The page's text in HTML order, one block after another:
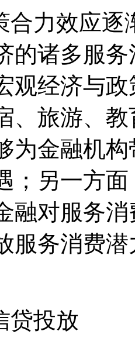
合力效应
的诸多服
观经济与
、旅游、
为金融机
；另一方
融对服务
服务消费
贷投放